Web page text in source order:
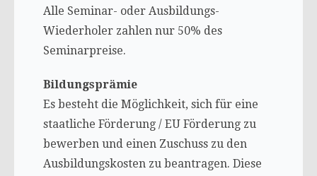
Alle Seminar- oder Ausbildungs-
Wiederholer zahlen nur 50% des
Seminarpreise.
Bildungsprämie
Es besteht die Möglichkeit, sich für eine
staatliche Förderung / EU Förderung zu
bewerben und einen Zuschuss zu den
Ausbildungskosten zu beantragen. Diese